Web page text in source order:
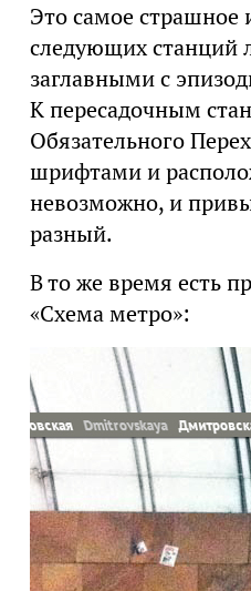
Это самое страшное
следующих станций
заглавными с
К пересадочным
Обязательного
шрифтами и
невозможно, и
разный.
В то же время есть
«Схема метро»: